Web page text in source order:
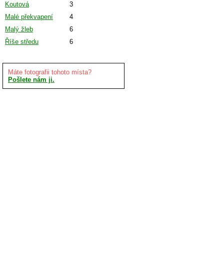
Koutová
3
Malé překvapení
4
Malý žleb
6
Říše středu
6
Máte fotografii tohoto místa?
Pošlete nám ji.